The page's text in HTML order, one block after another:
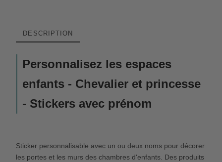
DESCRIPTION
Personnalisez les espaces
enfants - Chevalier et princesse
- Stickers avec prénom
Sticker personnalisable avec un ou deux noms pour décorer
les portes et les murs des chambres d'enfants. Des produits